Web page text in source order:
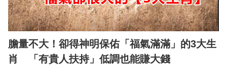
膽量不大！卻得神明保佑「福氣滿滿」的3大生
肖 「有貴人扶持」低調也能賺大錢